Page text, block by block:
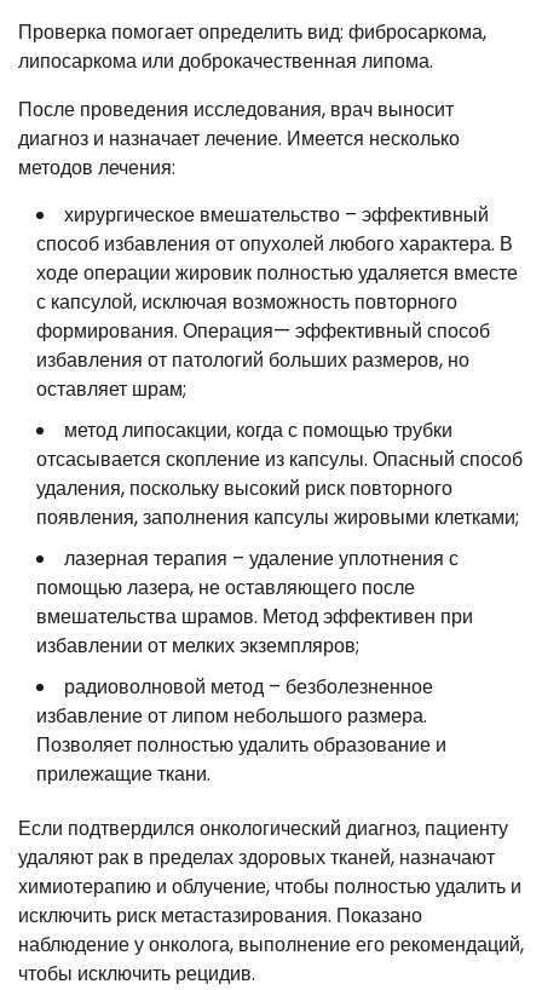
Проверка помогает определить вид: фибросаркома,
липосаркома или доброкачественная липома.
После проведения исследования, врач выносит
диагноз и назначает лечение. Имеется несколько
методов лечения:
хирургическое вмешательство – эффективный
способ избавления от опухолей любого характера. В
ходе операции жировик полностью удаляется вместе
с капсулой, исключая возможность повторного
формирования. Операция— эффективный способ
избавления от патологий больших размеров, но
оставляет шрам;
метод липосакции, когда с помощью трубки
отсасывается скопление из капсулы. Опасный способ
удаления, поскольку высокий риск повторного
появления, заполнения капсулы жировыми клетками;
лазерная терапия – удаление уплотнения с
помощью лазера, не оставляющего после
вмешательства шрамов. Метод эффективен при
избавлении от мелких экземпляров;
радиоволновой метод – безболезненное
избавление от липом небольшого размера.
Позволяет полностью удалить образование и
прилежащие ткани.
Если подтвердился онкологический диагноз, пациенту
удаляют рак в пределах здоровых тканей, назначают
химиотерапию и облучение, чтобы полностью удалить и
исключить риск метастазирования. Показано
наблюдение у онколога, выполнение его рекомендаций,
чтобы исключить рецидив.